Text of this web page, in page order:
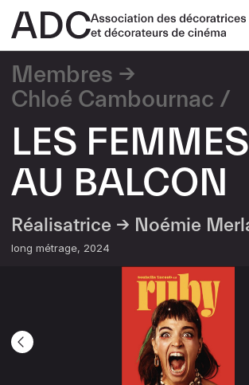
Membres
Chloé Cambournac
LES FEMMES
AU BALCON
Réalisatrice → Noémie
long métrage 2024